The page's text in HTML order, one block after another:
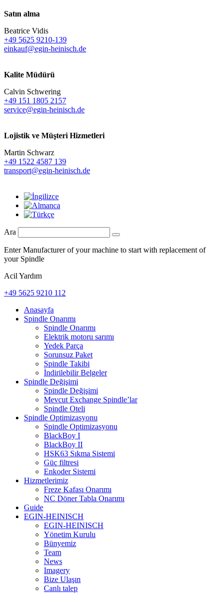
Satın alma
Beatrice Vidis
+49 5625 9210-139
einkauf@egin-heinisch.de
Kalite Müdürü
Calvin Schwering
+49 151 1805 2157
service@egin-heinisch.de
Lojistik ve Müşteri Hizmetleri
Martin Schwarz
+49 1522 4587 139
transport@egin-heinisch.de
Ara
Enter Manufacturer of your machine to start with replacement of
your Spindle
Acil Yardım
+49 5625 9210 112
Anasayfa
Spindle Onarımı
Spindle Onarımı
Elektrik motoru sarımı
Yedek Parça
Sorunsuz Paket
Spindle Takibi
İndirilebilir Belgeler
Spindle Değişimi
Spindle Değişimi
Mevcut Exchange Spindle’lar
Spindle Oteli
Spindle Optimizasyonu
Spindle Optimizasyonu
BlackBoy I
BlackBoy II
HSK63 Sıkma Sistemi
Güç filtresi
Enkoder Sistemi
Hizmetlerimiz
Freze Kafası Onarımı
NC Döner Tabla Onarımı
Guide
EGIN-HEINISCH
EGIN-HEINISCH
Yönetim Kurulu
Bünyemiz
Team
News
Imagery
Bize Ulaşın
Canlı talep